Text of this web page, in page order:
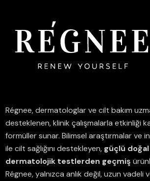
Régnee, dermatologlar ve cilt bakım
desteklenen, klinik çalışmalarla etkinliği
formüller sunar.Bilimsel araştırmalar ve
ile cilt sağlığını destekleyen, güçlü
dermatolojik testlerden geçmiş
Régnee, yalnızca anlık değil, uzun vadeli